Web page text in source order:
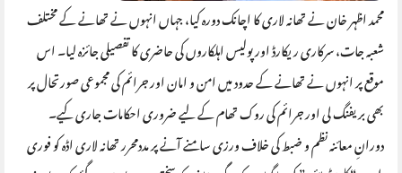
محمد اظہر خان نے تھانہ لاری کا اچانک دورہ کیا، جہاں انہوں نے تھانے کے مختلف
شعبہ جات، سرکاری ریکارڈ اور پولیس اہلکاروں کی حاضری کا تفصیلی جائزہ لیا۔ اس
موقع پر انہوں نے تھانے کے حدود میں امن و امان اور جرائم کی مجموعی صورتحال پر
بھی بریفنگ لی اور جرائم کی روک تھام کے لیے ضروری احکامات جاری کیے۔
دورانِ معائنہ نظم و ضبط کی خلاف ورزی سامنے آنے پر مددمحرر تھانہ لاری اڈہ کو فوری